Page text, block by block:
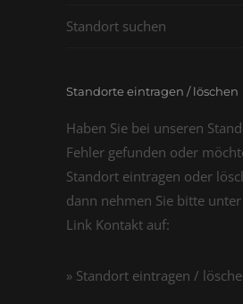
Standort suchen
Standorte eintragen / löschen
Haben Sie bei unseren
Fehler gefunden oder
Standort eintragen oder
dann nehmen Sie bitte
Link Kontakt auf:
» Standort eintragen /